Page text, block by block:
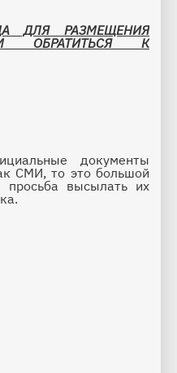
ДЛЯ РАЗМЕЩЕНИЯ
ОБРАТИТЬСЯ К
документы
СМИ, то это большой
высылать их